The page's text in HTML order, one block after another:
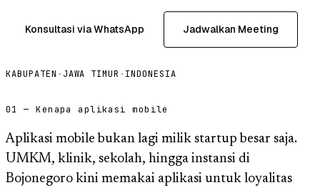
Konsultasi via WhatsApp Jadwalkan Meeting
KABUPATEN · JAWA TIMUR · INDONESIA
01 — Kenapa aplikasi mobile
Aplikasi mobile bukan lagi milik startup besar saja.
UMKM, klinik, sekolah, hingga instansi di
Bojonegoro kini memakai aplikasi untuk loyalitas